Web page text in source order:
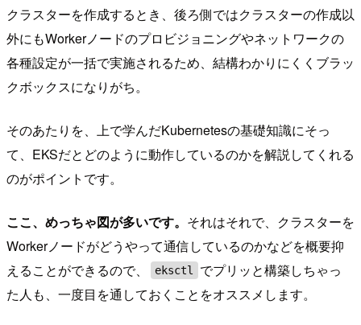
クラスターを作成するとき、後ろ側ではクラスターの作成以
外にもWorkerノードのプロビジョニングやネットワークの
各種設定が一括で実施されるため、結構わかりにくくブラッ
クボックスになりがち。
そのあたりを、上で学んだKubernetesの基礎知識にそっ
て、EKSだとどのように動作しているのかを解説してくれる
のがポイントです。
ここ、めっちゃ図が多いです。 それはそれで、クラスターを
Workerノードがどうやって通信しているのかなどを概要抑
えることができるので、
eksctl
でプリッと構築しちゃっ
た人も、一度目を通しておくことをオススメします。